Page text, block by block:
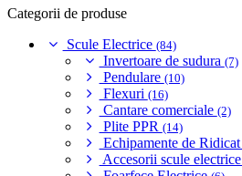
Categorii de produse
Scule Electrice (84)
Invertoare de sudura (7)
Pendulare (10)
Flexuri (16)
Cantare comerciale (2)
Plite PPR (14)
Echipamente de Ridicat
Accesorii scule electrice